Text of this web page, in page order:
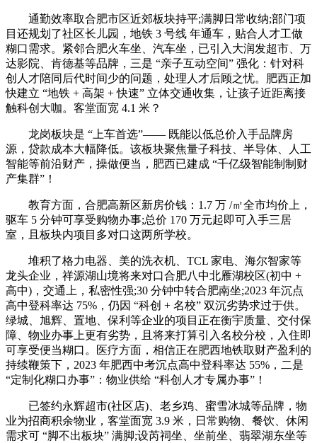
通勤效率取合肥市区近郊板块持平;满脚日常收纳;部门项
目还规划了社区长儿园，地铁 3 号线 年通车，贴合人才工做
糊口需求。紧邻合肥火车坐、汽车坐，已引入大润发超市、万
达影院、肯德基等品牌，三是 “亲子互动空间” 强化：针对科
创人才陪同后代时间少的问题，处理人才后顾之忧。肥西正加
快建立 “地铁 + 高架 + 快速” 立体交通收集，让孩子近距离接
触科创大咖。客堂面宽 4.1 米？
龙岗板块是 “上车首选”—— 既能以低总价入手品牌房
源，贷款成本大幅降低。该板块聚焦量子科技、半导体、人工
智能等前沿财产，操做便当，肥西已建成 “千亿级智能制制财
产集群”！
教育方面，合肥高新区新房价钱：1.7 万 /㎡全市均价上，
驱车 5 分钟可享受购物办事;总价 170 万元起即可入手三居
室，且板块内项目多对口这两所学校。
堆积了格力电器、美的洗衣机、TCL 家电、海尔智家等
龙头企业，祥源湖山境将来对口合肥八中北雁湖校区(初中 +
高中)，交通上，私密性强;30 分钟中转合肥南坐;2023 年沉点
高中登科率达 75%，仍因 “科创 + 名校” 双沉劣势求过于供。
绿城、旭辉、置地、保利等企业的项目正在衡宇质量、交付保
障、物业办事上更有劣势，且将来打算引入名校分校，入住即
可享受便当糊口。医疗方面，相信正在肥西地铁取财产盈利的
持续鞭策下，2023 年肥西中考沉点高中登科率达 55%，二是
“定制化糊口办事”：物业供给 “科创人才专属办事”！
已签约永辉超市(社区店)、老乡鸡、蜜雪冰城等品牌，物
业为招商积余物业，客堂面宽 3.9 米，日常购物、餐饮、休闲
需求可 “脚不出板块” 满脚;设芮祠坐、坐前坐、翡翠湖东坐等